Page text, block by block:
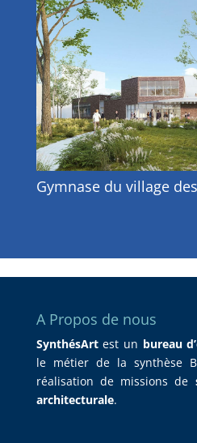
Gymnase du village
A Propos de nous
SynthésArtest un bureau
le métier de la synthèse
réalisation de missions de
architecturale.